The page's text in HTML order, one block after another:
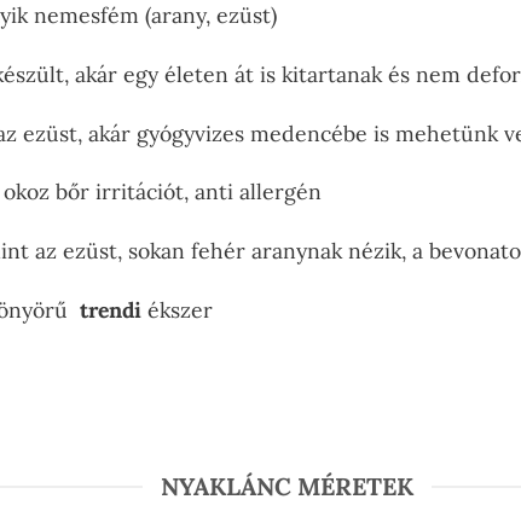
nemesfém (arany, ezüst)
akár egy életen át is kitartanak és nem
ezüst, akár gyógyvizes medencébe is mehetünk
okoz bőr irritációt, anti allergén
az ezüst, sokan fehér aranynak nézik, a
trendi ékszer
NYAKLÁNC MÉRETEK